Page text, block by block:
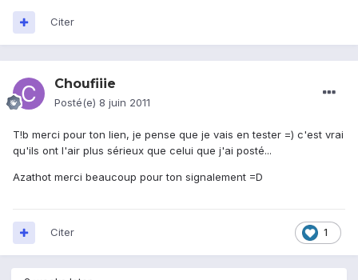
Citer
Choufiiie
Posté(e) 8 juin 2011
T!b merci pour ton lien, je pense que je vais en tester =) c'est vrai
qu'ils ont l'air plus sérieux que celui que j'ai posté...
Azathot merci beaucoup pour ton signalement =D
1
Citer